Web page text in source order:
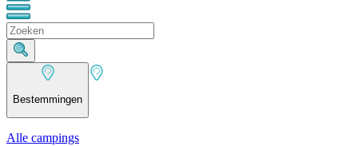
Bestemmingen
Alle campings